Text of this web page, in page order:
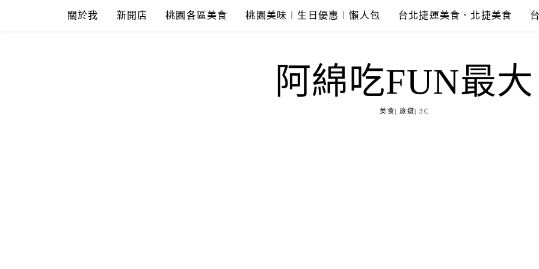
關於我 新開店 桃園各區美食 桃園美味︱生日優惠︱懶人包 台北捷運美食．北捷美食
阿綿吃FUN最大
美食| 旅遊| 3C